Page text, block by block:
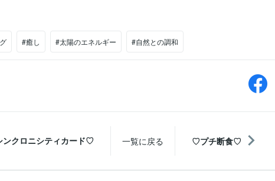
#癒し #太陽のエネルギー #自然との調和
クロニシティカード♡ 一覧に戻る ♡プチ断食♡